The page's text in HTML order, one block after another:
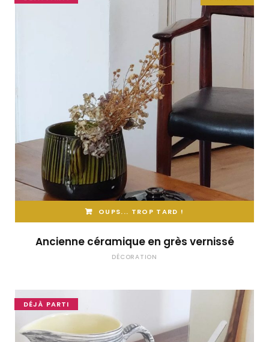
OUPS... TROP TARD !
Ancienne céramique en grès vernissé
DÉCORATION
DÉJÀ PARTI